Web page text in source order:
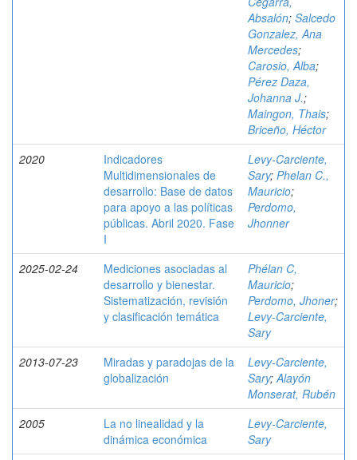
Absalón; Salcedo
Gonzalez, Ana
Mercedes;
Carosio, Alba;
Pérez Daza,
Johanna J.;
Maingon, Thais;
Briceño, Héctor
2020
Indicadores
Multidimensionales de
desarrollo: Base de datos
para apoyo a las políticas
públicas. Abril 2020. Fase
I
Levy-Carciente,
Sary; Phelan C.,
Mauricio;
Perdomo,
Jhonner
2025-02-24
Mediciones asociadas al
desarrollo y bienestar.
Sistematización, revisión
y clasificación temática
Phélan C,
Mauricio;
Perdomo, Jhoner;
Levy-Carciente,
Sary
2013-07-23
Miradas y paradojas de la
globalización
Levy-Carciente,
Sary;Alayón
Monserat, Rubén
2005
La no linealidad y la
dinámica económica
Levy-Carciente,
Sary